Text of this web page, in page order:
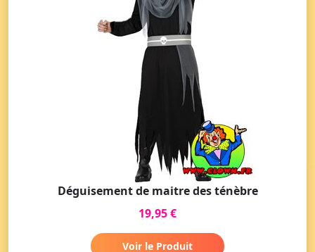
Déguisement de maitre des ténèbre
19,95 €
Voir le Produit